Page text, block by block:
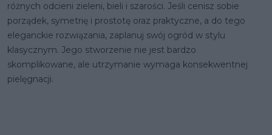
różnych odcieni zieleni, bieli i szarości. Jeśli cenisz sobie
porządek, symetrię i prostotę oraz praktyczne, a do tego
eleganckie rozwiązania, zaplanuj swój ogród w stylu
klasycznym. Jego stworzenie nie jest bardzo
skomplikowane, ale utrzymanie wymaga konsekwentnej
pielęgnacji.